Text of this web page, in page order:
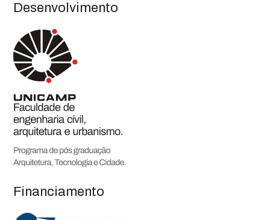
Desenvolvimento
Financiamento